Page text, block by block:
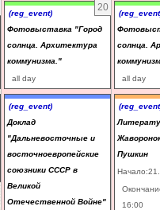
20
(reg_event)
Фотовыставка "Город
солнца. Архитектура
коммунизма."
all day
(reg_event)
Доклад
"Дальневосточные и
восточноевропейские
союзники СССР в
Великой
Отечественной Войне"
солнца.
all day
Пушкин
16:00